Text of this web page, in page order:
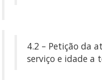
4.2 – Petição da
serviço e idade a